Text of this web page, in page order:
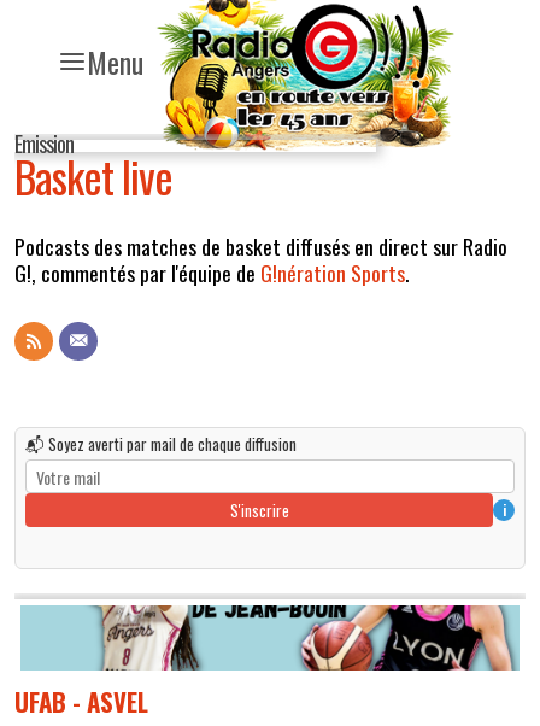
Menu
Emission
Basket live
Podcasts des matches de basket diffusés en direct sur Radio
G!, commentés par l'équipe de G!nération Sports.
📬 Soyez averti par mail de chaque diffusion
S'inscrire i
UFAB - ASVEL